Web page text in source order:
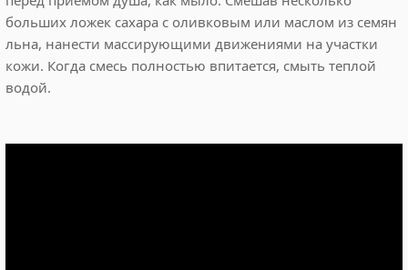
больших ложек сахара с оливковым или маслом из семян
льна, нанести массирующими движениями на участки
кожи. Когда смесь полностью впитается, смыть теплой
водой.